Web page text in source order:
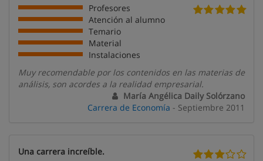
Profesores
Atención al alumno
Temario
Material
Instalaciones
Muy recomendable por los contenidos en las materias de
análisis, son acordes a la realidad empresarial.
María Angélica Daily Solórzano
Carrera de Economía - Septiembre 2011
Una carrera increíble.